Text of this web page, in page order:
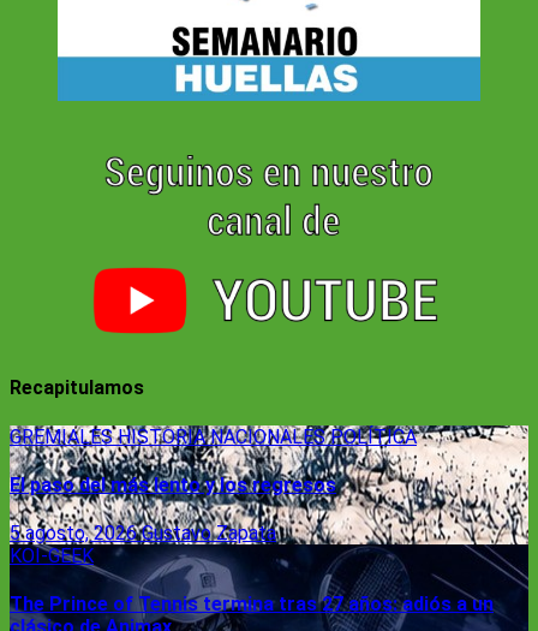
Recapitulamos
GREMIALESHISTORIANACIONALESPOLÍTICA
El paso del más lento y los regresos
5 agosto, 2026Gustavo Zapata
KOI-GEEK
The Prince of Tennis termina tras 27 años: adiós a un